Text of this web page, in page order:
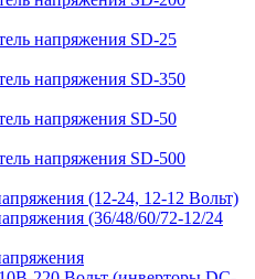
напряжения SD-25
напряжения SD-350
напряжения SD-50
напряжения SD-500
(12-24, 12-12 Вольт)
(36/48/60/72-12/24